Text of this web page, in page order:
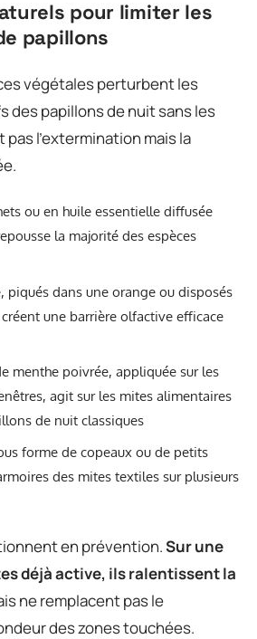
pour limiter les
papillons
végétales perturbent les
des papillons de nuit sans les
pas l’extermination mais la
ou en huile essentielle diffusée
la majorité des espèces
piqués dans une orange ou disposés
une barrière olfactive efficace
menthe poivrée, appliquée sur les
agit sur les mites alimentaires
de nuit classiques
forme de copeaux ou de petits
des mites textiles sur plusieurs
en prévention.Sur une
déjà active, ils ralentissent la
ne remplacent pas le
des zones touchées.